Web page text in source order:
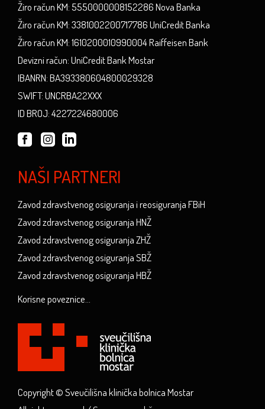
Žiro račun KM: 5550000008152286 Nova Banka
Žiro račun KM: 3381002200717786 UniCredit Banka
Žiro račun KM: 1610200010990004 Raiffeisen Bank
Devizni račun: UniCredit Bank Mostar
IBANRN: BA393380604800029328
SWIFT: UNCRBA22XXX
ID BROJ: 4227224680006
NAŠI PARTNERI
Zavod zdravstvenog osiguranja i reosiguranja FBiH
Zavod zdravstvenog osiguranja HNŽ
Zavod zdravstvenog osiguranja ZHŽ
Zavod zdravstvenog osiguranja SBŽ
Zavod zdravstvenog osiguranja HBŽ
Korisne poveznice...
Copyright © Sveučilišna klinička bolnica Mostar